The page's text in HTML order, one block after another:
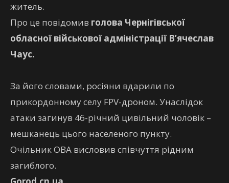
житель.
Про це повідомив голова Чернігівської
обласної військової адміністрації В’ячеслав
Чаус.
За його словами, росіяни вдарили по
прикордонному селу FPV-дроном. Унаслідок
атаки загинув 46-річний цивільний чоловік –
мешканець цього населеного пункту.
Очільник ОВА висловив співчуття рідним
загиблого.